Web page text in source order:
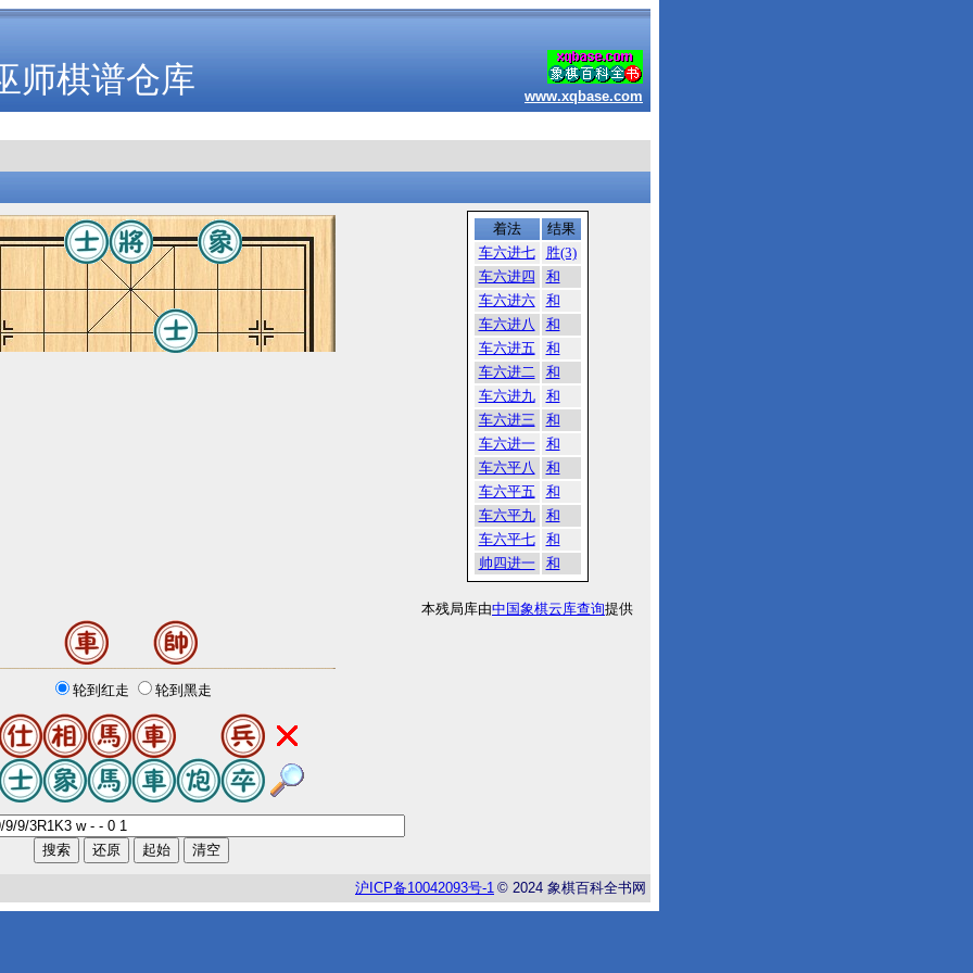
师棋谱仓库 www.xqbase.com
轮到红走 轮到黑走
着法
结果
车六进七
胜(3)
车六进四
和
车六进六
和
车六进八
和
车六进五
和
车六进二
和
车六进九
和
车六进三
和
车六进一
和
车六平八
和
车六平五
和
车六平九
和
车六平七
和
帅四进一
和
本残局库由中国象棋云库查询提供
沪 ICP备10042093号-1 © 2024 象棋百科全书网